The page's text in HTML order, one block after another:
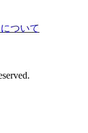
ついて